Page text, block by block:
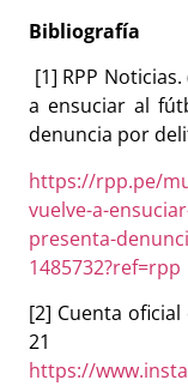
Bibliografía
[1] RPP
a ensuciar al
denuncia por
https://rpp.pe/
vuelve-a-
presenta-
1485732?ref=rpp
[2] Cuenta
21
https://